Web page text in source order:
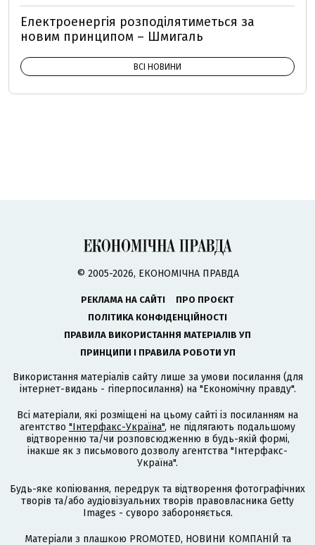
Електроенергія розподілятиметься за
новим принципом – Шмигаль
ВСІ НОВИНИ
© 2005-2026, ЕКОНОМІЧНА ПРАВДА
РЕКЛАМА НА САЙТІ
ПРО ПРОЄКТ
ПОЛІТИКА КОНФІДЕНЦІЙНОСТІ
ПРАВИЛА ВИКОРИСТАННЯ МАТЕРІАЛІВ УП
ПРИНЦИПИ І ПРАВИЛА РОБОТИ УП
Використання матеріалів сайту лише за умови посилання (для
інтернет-видань - гіперпосилання) на "Економічну правду".
Всі матеріали, які розміщені на цьому сайті із посиланням на
агентство "Інтерфакс-Україна", не підлягають подальшому
відтворенню та/чи розповсюдженню в будь-якій формі,
інакше як з письмового дозволу агентства "Інтерфакс-
Україна".
Будь-яке копіювання, передрук та відтворення фотографічних
творів та/або аудіовізуальних творів правовласника Getty
Images - суворо забороняється.
Матеріали з плашкою PROMOTED, НОВИНИ КОМПАНІЙ та